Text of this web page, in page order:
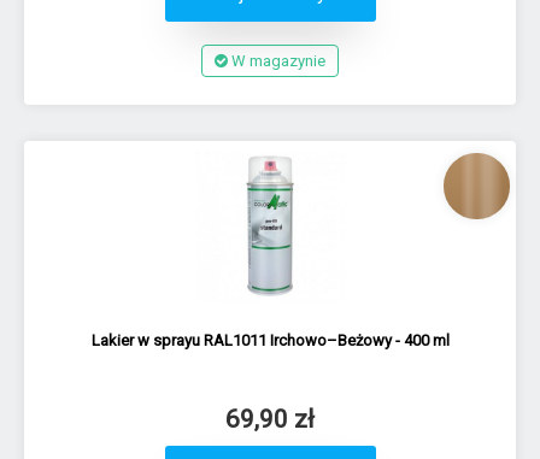
W magazynie
Lakier w sprayu RAL1011 Irchowo–Beżowy - 400 ml
69,90 zł